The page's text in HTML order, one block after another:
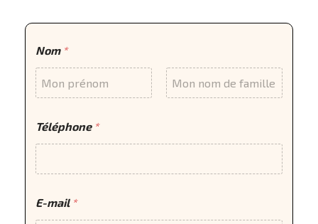
Nom *
Téléphone *
E-mail *